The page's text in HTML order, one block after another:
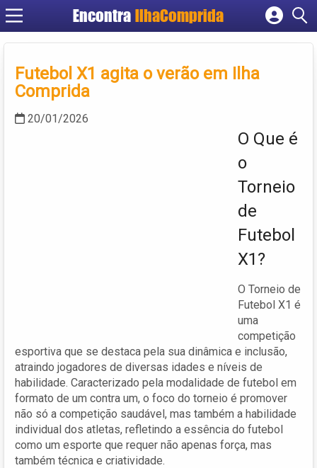
EncontraIlhaComprida
Cadastrar empresa
Criar conta
Futebol X1 agita o verão em Ilha
Comprida
20/01/2026
O Que é
o
Torneio
de
Futebol
X1?
O Torneio de
Futebol X1 é
uma
competição
esportiva que se destaca pela sua dinâmica e inclusão,
atraindo jogadores de diversas idades e níveis de
habilidade. Caracterizado pela modalidade de futebol em
formato de um contra um, o foco do torneio é promover
não só a competição saudável, mas também a habilidade
individual dos atletas, refletindo a essência do futebol
como um esporte que requer não apenas força, mas
também técnica e criatividade.